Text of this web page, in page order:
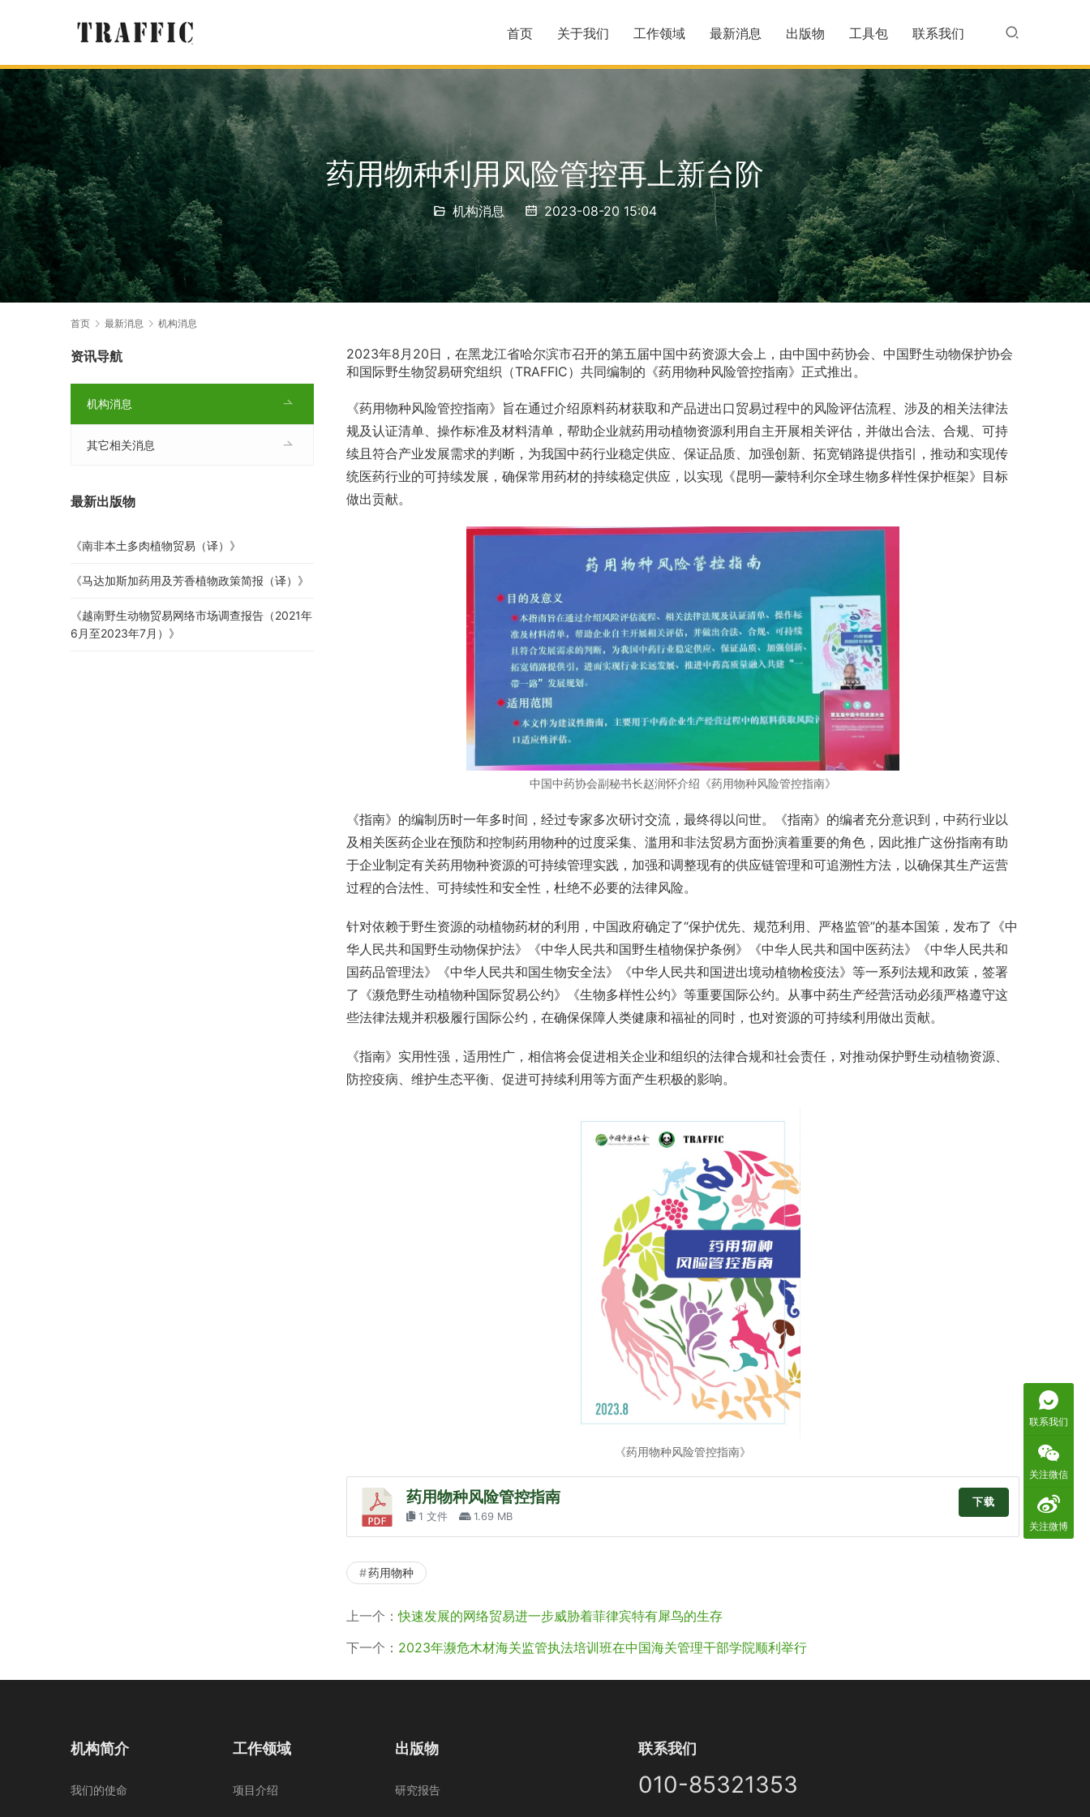
首页 关于我们 工作领域 最新消息 出版物 工具包 联系我们
药用物种利用风险管控再上新台阶
机构消息 2023-08-20 15:04
首页 最新消息 机构消息
2023年8月20日，在黑龙江省哈尔滨市召开的第五届中国中药资源大会上，由中国中药协会、中国野生动物保护协会
和国际野生物贸易研究组织（TRAFFIC）共同编制的《药用物种风险管控指南》正式推出。
《药用物种风险管控指南》旨在通过介绍原料药材获取和产品进出口贸易过程中的风险评估流程、涉及的相关法律法
规及认证清单、操作标准及材料清单，帮助企业就药用动植物资源利用自主开展相关评估，并做出合法、合规、可持
续且符合产业发展需求的判断，为我国中药行业稳定供应、保证品质、加强创新、拓宽销路提供指引，推动和实现传
统医药行业的可持续发展，确保常用药材的持续稳定供应，以实现《昆明—蒙特利尔全球生物多样性保护框架》目标
做出贡献。
中国中药协会副秘书长赵润怀介绍《药用物种风险管控指南》
《指南》的编制历时一年多时间，经过专家多次研讨交流，最终得以问世。《指南》的编者充分意识到，中药行业以
及相关医药企业在预防和控制药用物种的过度采集、滥用和非法贸易方面扮演着重要的角色，因此推广这份指南有助
于企业制定有关药用物种资源的可持续管理实践，加强和调整现有的供应链管理和可追溯性方法，以确保其生产运营
过程的合法性、可持续性和安全性，杜绝不必要的法律风险。
针对依赖于野生资源的动植物药材的利用，中国政府确定了“保护优先、规范利用、严格监管”的基本国策，发布了《中
华人民共和国野生动物保护法》《中华人民共和国野生植物保护条例》《中华人民共和国中医药法》《中华人民共和
国药品管理法》《中华人民共和国生物安全法》《中华人民共和国进出境动植物检疫法》等一系列法规和政策，签署
了《濒危野生动植物种国际贸易公约》《生物多样性公约》等重要国际公约。从事中药生产经营活动必须严格遵守这
些法律法规并积极履行国际公约，在确保保障人类健康和福祉的同时，也对资源的可持续利用做出贡献。
《指南》实用性强，适用性广，相信将会促进相关企业和组织的法律合规和社会责任，对推动保护野生动植物资源、
防控疫病、维护生态平衡、促进可持续利用等方面产生积极的影响。
《药用物种风险管控指南》
药用物种风险管控指南
1 文件 1.69 MB
下载
药用物种
上一个：快速发展的网络贸易进一步威胁着菲律宾特有犀鸟的生存
下一个： 2023年濒危木材海关监管执法培训班在中国海关管理干部学院顺利举行
资讯导航
机构消息
其它相关消息
最新出版物
《南非本土多肉植物贸易（译）》
《马达加斯加药用及芳香植物政策简报（译）》
《越南野生动物贸易网络市场调查报告（2021年
6月至2023年7月）》
机构简介
我们的使命
工作领域
项目介绍
出版物
研究报告
联系我们
010-85321353
联系我们
关注微信
关注微博